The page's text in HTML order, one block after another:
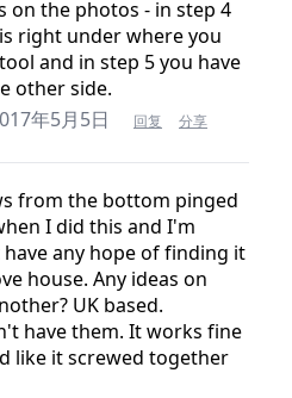
on the photos - in step 4
right under where you
and in step 5 you have
other side.
年5月5日 回复 分享
from the bottom pinged
I did this and I'm
any hope of finding it
house. Any ideas on
UK based.
have them. It works fine
like it screwed together